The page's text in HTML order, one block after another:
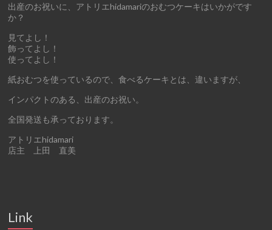
出産のお祝いに、アトリエhidamariのおむつケーキはいかがです
か？
見てよし！
飾ってよし！
使ってよし！
紙おむつを使っているので、食べるケーキとは、違いますが、
インパクトのある、出産のお祝い。
全国発送も承っております。
アトリエhidamari
店主 上田 直美
Link